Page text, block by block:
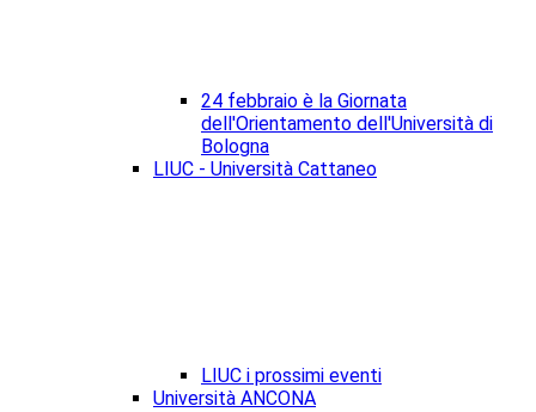
24 febbraio è la Giornata
dell'Orientamento dell'Università di
Bologna
LIUC - Università Cattaneo
LIUC i prossimi eventi
Università ANCONA